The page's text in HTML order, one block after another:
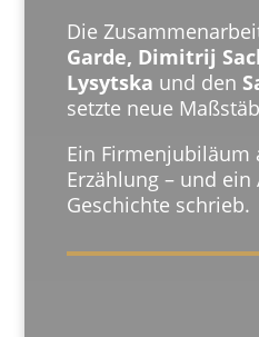
Die
Garde, Dimitrij
Lysytska und den
setzte neue
Ein Firmenjubiläum
Erzählung – und ein
Geschichte schrieb.